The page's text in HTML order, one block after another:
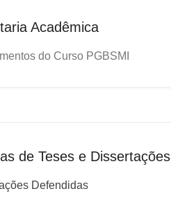
Acadêmica
do Curso PGBSMI
de Teses e Dissertações
Defendidas